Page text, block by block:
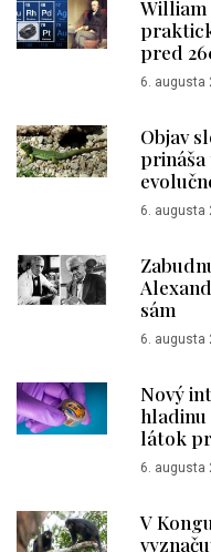
William
pred
6. augusta
Objav
prináša
6. augusta
sám
6. augusta
Nový
látok
6. augusta
V